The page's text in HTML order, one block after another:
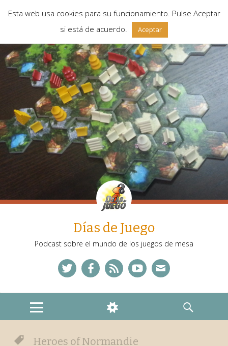
Días de Juego
Podcast sobre el mundo de los juegos de mesa
MENU
WIDGETS
SEARCH
Heroes of Normandie
Esta web usa cookies para su funcionamiento. Pulse Aceptar
si está de acuerdo.
Aceptar